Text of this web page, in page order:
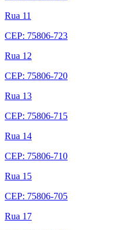
Rua 11
CEP: 75806-723
Rua 12
CEP: 75806-720
Rua 13
CEP: 75806-715
Rua 14
CEP: 75806-710
Rua 15
CEP: 75806-705
Rua 17